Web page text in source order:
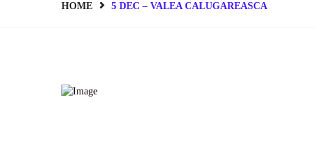
HOME 5 DEC – VALEA CALUGAREASCA